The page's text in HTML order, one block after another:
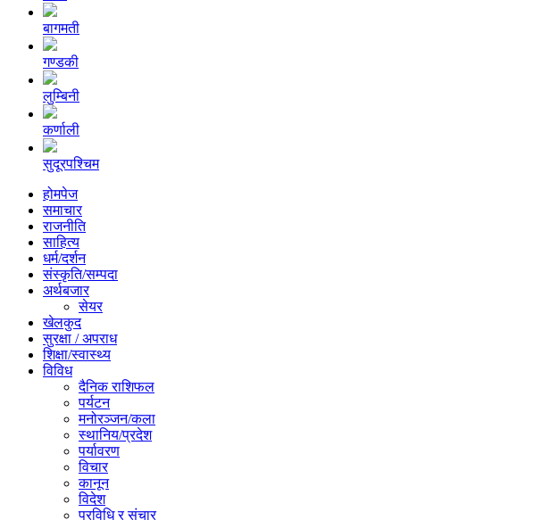
बागमती
गण्डकी
लुम्बिनी
कर्णाली
सुदूरपश्चिम
होमपेज
समाचार
राजनीति
साहित्य
धर्म/दर्शन
संस्कृति/सम्पदा
अर्थबजार
सेयर
खेलकुद
सुरक्षा / अपराध
शिक्षा/स्वास्थ्य
विविध
दैनिक राशिफल
पर्यटन
मनोरञ्जन/कला
स्थानिय/प्रदेश
पर्यावरण
विचार
कानून
विदेश
प्रविधि र संचार